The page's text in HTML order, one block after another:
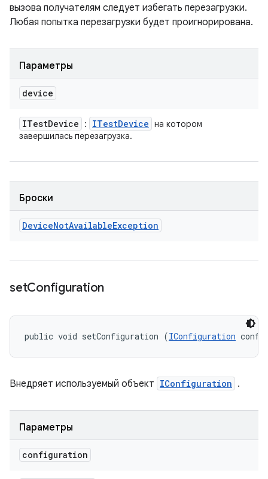
вызова получателям следует избегать перезагрузки.
Любая попытка перезагрузки будет проигнорирована.
Параметры
device
ITestDevice : ITestDevice на котором
завершилась перезагрузка.
Броски
DeviceNotAvailableException
setConfiguration
public void setConfiguration (IConfiguration
Внедряет используемый объект IConfiguration .
Параметры
configuration